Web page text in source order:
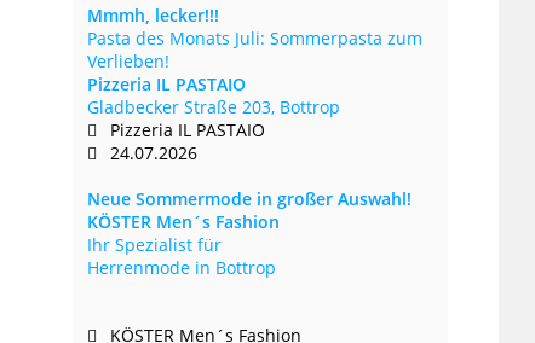
Mmmh, lecker!!!
Pasta des Monats Juli: Sommerpasta zum
Verlieben!
Pizzeria IL PASTAIO
Gladbecker Straße 203, Bottrop
Pizzeria IL PASTAIO
24.07.2026
Neue Sommermode in großer Auswahl!
KÖSTER Men´s Fashion
Ihr Spezialist für
Herrenmode in Bottrop
KÖSTER Men´s Fashion